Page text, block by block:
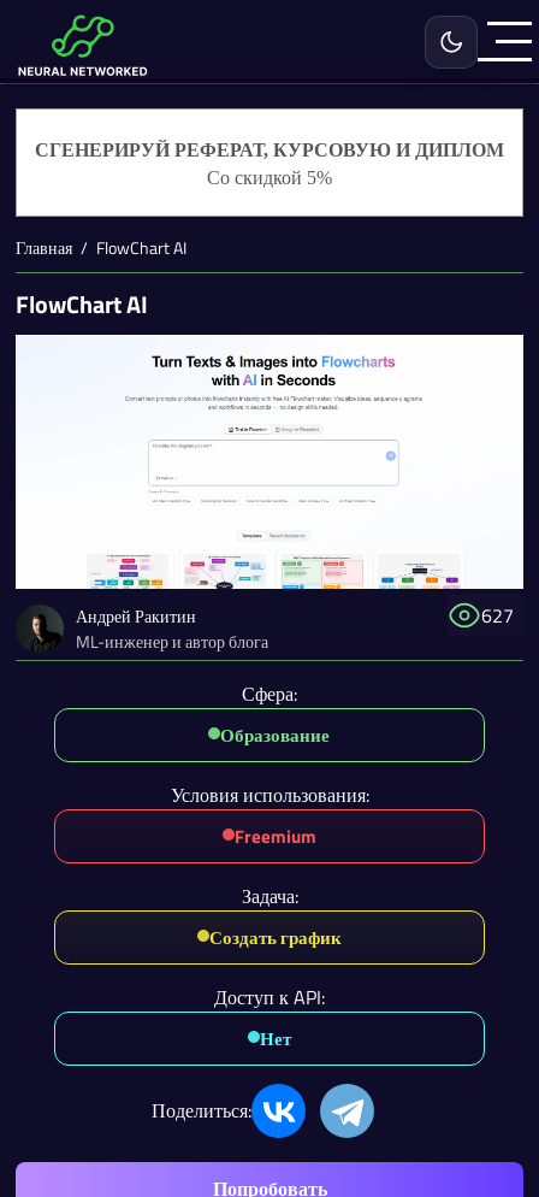
Включить
СГЕНЕРИРУЙ РЕФЕРАТ, КУРСОВУЮ И ДИПЛОМ
Со скидкой 5%
Главная FlowChart AI
FlowChart AI
627
Андрей Ракитин
ML-инженер и автор блога
Сфера:
Образование
Условия использования:
Freemium
Задача:
Создать график
Доступ к API:
Нет
Поделиться:
Попробовать